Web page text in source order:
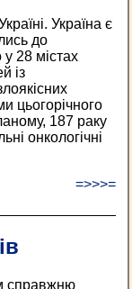
Україна є
до
28 містах
із
цьогорічного
187 раку
онкологічні
=>>>=
справжню